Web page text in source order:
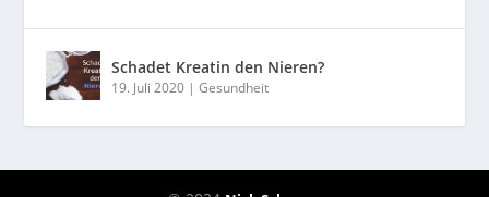
Schadet Kreatin den Nieren?
19. Juli 2020 |Gesundheit